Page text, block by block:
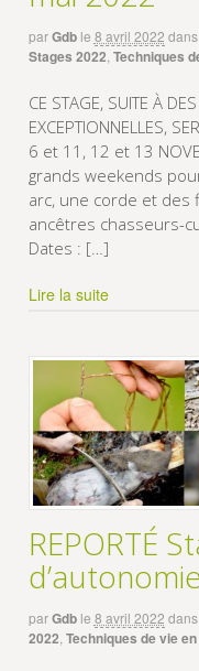
parGdb le 8 avril 2022 dans
Stages 2022 Techniques
CE STAGE, SUITE À
EXCEPTIONNELLES,
6 et 11, 12 et 13
grands weekends
arc, une corde et des
ancêtres chasseurs-
Dates : […]
Lire la suite
REPORTÉ
parGdb le 8 avril 2022 dans
2022 Techniques de vie